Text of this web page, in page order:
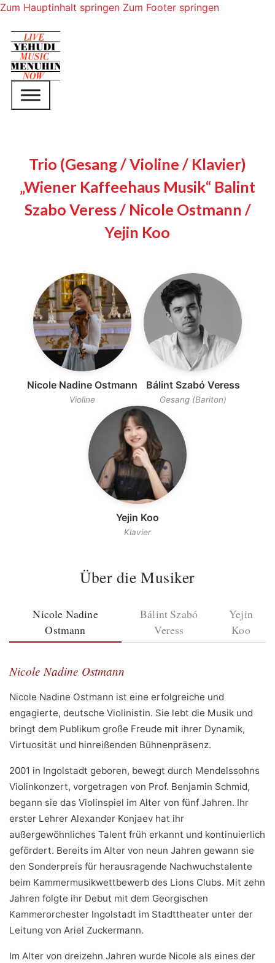
Zum Hauptinhalt springen Zum Footer springen
Trio (Gesang / Violine / Klavier)
„Wiener Kaffeehaus Musik“ Balint
Szabo Veress / Nicole Ostmann /
Yejin Koo
Nicole Nadine Ostmann
Violine
Bálint Szabó Veress
Gesang (Bariton)
Yejin Koo
Klavier
Über die Musiker
Nicole Nadine
Ostmann
Bálint Szabó
Veress
Yejin
Koo
Nicole Nadine Ostmann
Nicole Nadine Ostmann ist eine erfolgreiche und
engagierte, deutsche Violinistin. Sie lebt die Musik und
bringt dem Publikum große Freude mit ihrer Dynamik,
Virtuosität und hinreißenden Bühnenpräsenz.
2001 in Ingolstadt geboren, bewegt durch Mendelssohns
Violinkonzert, vorgetragen von Prof. Benjamin Schmid,
begann sie das Violinspiel im Alter von fünf Jahren. Ihr
erster Lehrer Alexander Konjaev hat ihr
außergewöhnliches Talent früh erkannt und kontinuierlich
gefördert. Bereits im Alter von neun Jahren gewann sie
den Sonderpreis für herausragende Nachwuchstalente
beim Kammermusikwettbewerb des Lions Clubs. Mit zehn
Jahren folgte ihr Debut mit dem Georgischen
Kammerorchester Ingolstadt im Stadttheater unter der
Leitung von Ariel Zuckermann.
​Im Alter von dreizehn Jahren wurde Nicole als eines der